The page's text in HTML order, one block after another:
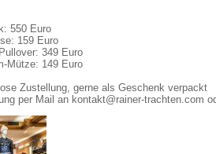
550 Euro
159 Euro
349 Euro
Mütze: 149 Euro
Zustellung, gerne als Geschenk verpackt
per Mail an kontakt@rainer-trachten.com